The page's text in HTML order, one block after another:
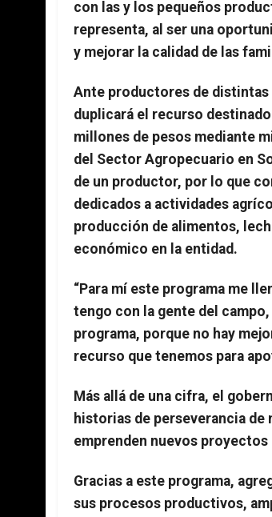
con las y los pequeños
representa, al ser una
y mejorar la calidad de las
Ante productores de distintas
duplicará el recurso
millones de pesos mediante
del Sector Agropecuario en
de un productor, por lo que
dedicados a actividades
producción de alimentos,
económico en la entidad.
“Para mí este programa me
tengo con la gente del
programa, porque no hay
recurso que tenemos para
Más allá de una cifra, el
historias de perseverancia
emprenden nuevos
Gracias a este programa,
sus procesos productivos,